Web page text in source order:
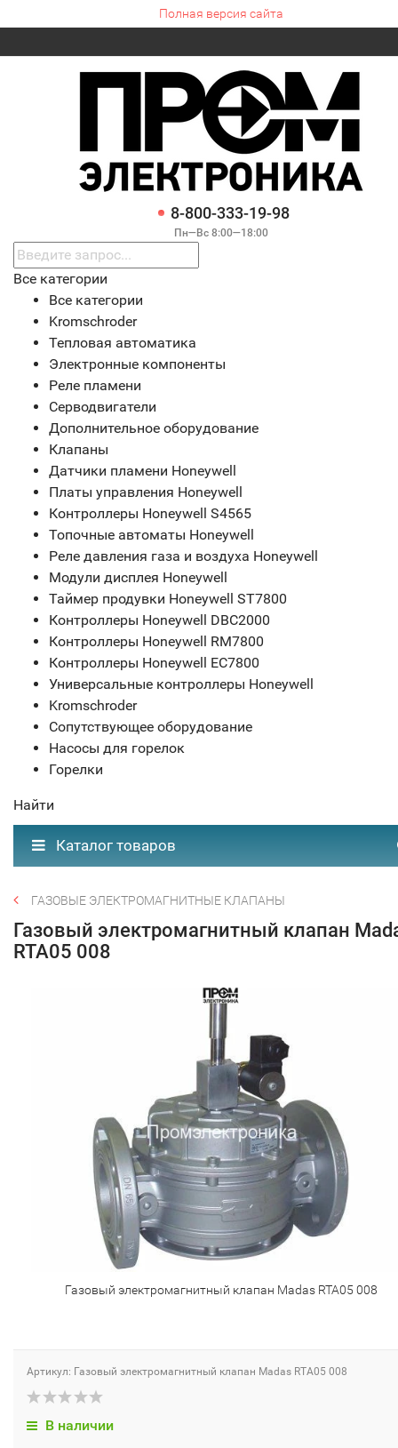
Полная версия сайта
8-800-333-19-98
Пн—Вс 8:00—18:00
Все категории
Все категории
Kromschroder
Тепловая автоматика
Электронные компоненты
Реле пламени
Серводвигатели
Дополнительное оборудование
Клапаны
Датчики пламени Honeywell
Платы управления Honeywell
Контроллеры Honeywell S4565
Топочные автоматы Honeywell
Реле давления газа и воздуха Honeywell
Модули дисплея Honeywell
Таймер продувки Honeywell ST7800
Контроллеры Honeywell DBC2000
Контроллеры Honeywell RM7800
Контроллеры Honeywell EC7800
Универсальные контроллеры Honeywell
Kromschroder
Сопутствующее оборудование
Насосы для горелок
Горелки
Найти
Каталог товаров
ГАЗОВЫЕ ЭЛЕКТРОМАГНИТНЫЕ КЛАПАНЫ
Газовый электромагнитный клапан
RTA05 008
Газовый электромагнитный клапан Madas RTA05 008
Артикул: Газовый электромагнитный клапан Madas RTA05 008
В наличии